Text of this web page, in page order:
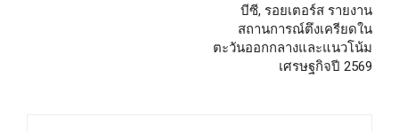
บีซี, รอยเตอร์ส รายงาน
สถานการณ์ตึงเครียดใน
ตะวันออกกลางและแนวโน้ม
เศรษฐกิจปี 2569